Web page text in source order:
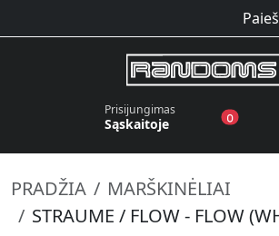
Prisijungimas
Sąskaitoje 0
PRADŽIA
MARŠKINĖLIAI
STRAUME / FLOW - FLOW